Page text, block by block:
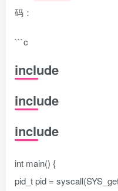
码：
```c
include
include
include
int main() {
pid_t pid =